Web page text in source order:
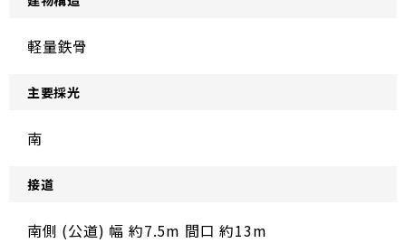
軽量鉄骨
主要採光
南
接道
南側 (公道) 幅 約7.5m 間口 約13m